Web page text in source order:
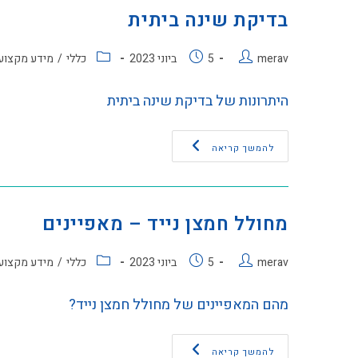
בדיקת שינה ביתית
merav 5 ביוני 2023 כללי / מידע
היתרונות של בדיקת שינה ביתית
להמשך קריאה
מחולל חמצן נייד – מאפיינים
merav 5 ביוני 2023 כללי / מידע
מהם המאפיינים של מחולל חמצן נייד?
להמשך קריאה